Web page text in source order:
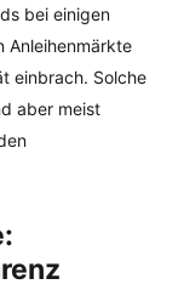
bei einigen
Anleihenmärkte
einbrach. Solche
aber meist